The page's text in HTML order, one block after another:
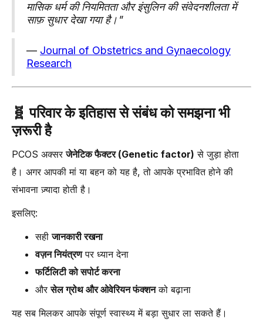
मासिक धर्म की नियमितता और इंसुलिन की संवेदनशीलता में
साफ़ सुधार देखा गया है।"
— Journal of Obstetrics and Gynaecology
Research
🧬परिवार के इतिहास से संबंध को समझना भी
ज़रूरी है
PCOS अक्सरजेनेटिक फैक्टर (Genetic factor) से जुड़ा होता
है। अगर आपकी मां या बहन को यह है, तो आपके प्रभावित होने की
संभावना ज़्यादा होती है।
इसलिए:
सहीजानकारी रखना
वज़न नियंत्रणपर ध्यान देना
फर्टिलिटी को सपोर्ट करना
औरसेल ग्रोथ और ओवेरियन फंक्शनको बढ़ाना
यह सब मिलकर आपके संपूर्ण स्वास्थ्य में बड़ा सुधार ला सकते हैं।